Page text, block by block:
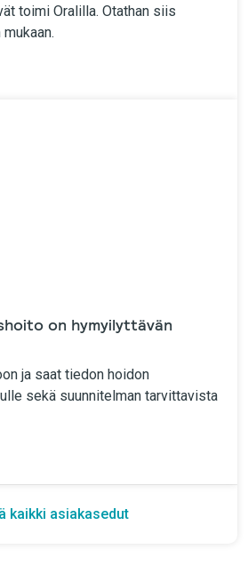
toimi Oralilla. Otathan siis
on hymyilyttävän
ja saat tiedon hoidon
sekä suunnitelman tarvittavista
kaikki asiakasedut